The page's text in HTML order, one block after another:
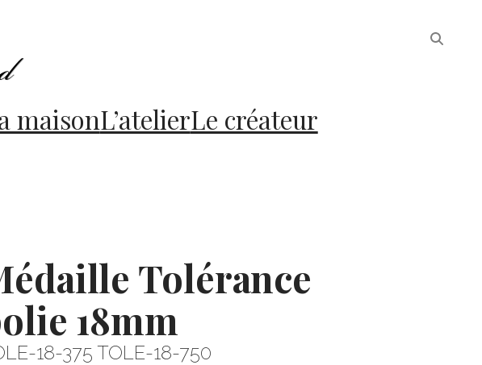
maisonL’atelierLe créateur
Tolérance
18mm
18-375 TOLE-18-750